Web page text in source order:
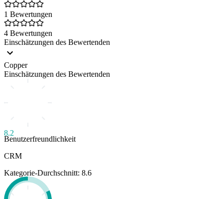
1 Bewertungen
4 Bewertungen
Einschätzungen des Bewertenden
Copper
Einschätzungen des Bewertenden
8.2
Benutzerfreundlichkeit
CRM
Kategorie-Durchschnitt: 8.6